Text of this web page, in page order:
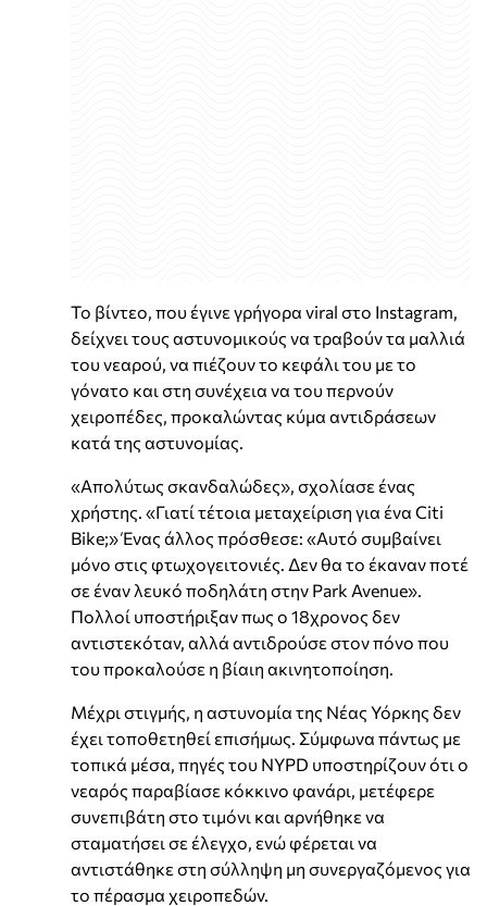
Το βίντεο, που έγινε γρήγορα viral στο Instagram,
δείχνει τους αστυνομικούς να τραβούν τα μαλλιά
του νεαρού, να πιέζουν το κεφάλι του με το
γόνατο και στη συνέχεια να του περνούν
χειροπέδες, προκαλώντας κύμα αντιδράσεων
κατά της αστυνομίας.
«Απολύτως σκανδαλώδες», σχολίασε ένας
χρήστης. «Γιατί τέτοια μεταχείριση για ένα Citi
Bike;» Ένας άλλος πρόσθεσε: «Αυτό συμβαίνει
μόνο στις φτωχογειτονιές. Δεν θα το έκαναν ποτέ
σε έναν λευκό ποδηλάτη στην Park Avenue».
Πολλοί υποστήριξαν πως ο 18χρονος δεν
αντιστεκόταν, αλλά αντιδρούσε στον πόνο που
του προκαλούσε η βίαιη ακινητοποίηση.
Μέχρι στιγμής, η αστυνομία της Νέας Υόρκης δεν
έχει τοποθετηθεί επισήμως. Σύμφωνα πάντως με
τοπικά μέσα, πηγές του NYPD υποστηρίζουν ότι ο
νεαρός παραβίασε κόκκινο φανάρι, μετέφερε
συνεπιβάτη στο τιμόνι και αρνήθηκε να
σταματήσει σε έλεγχο, ενώ φέρεται να
αντιστάθηκε στη σύλληψη μη συνεργαζόμενος για
το πέρασμα χειροπεδών.